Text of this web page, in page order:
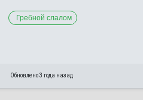
Гребной слалом
Обновлено 3 года назад